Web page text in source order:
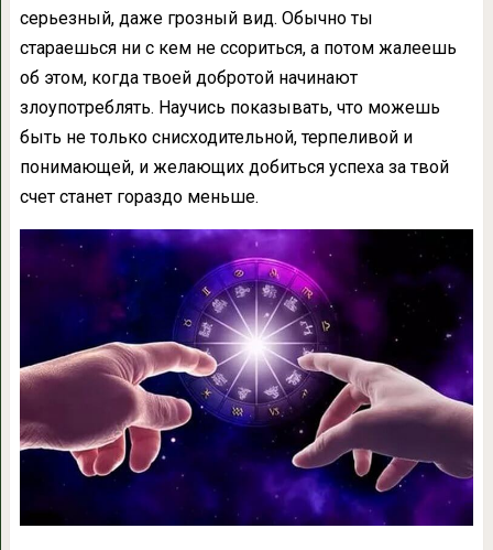
серьезный, даже грозный вид. Обычно ты
стараешься ни с кем не ссориться, а потом жалеешь
об этом, когда твоей добротой начинают
злоупотреблять. Научись показывать, что можешь
быть не только снисходительной, терпеливой и
понимающей, и желающих добиться успеха за твой
счет станет гораздо меньше.